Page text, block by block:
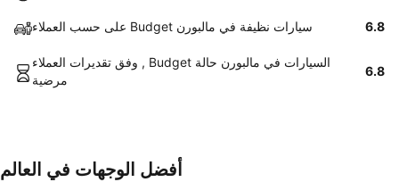
على حسب العملاء Budget سيارات نظيفة في مالبورن 6.8
وفق تقديرات العملاء , Budget السيارات في مالبورن حالة
مرضية
6.8
أفضل الوجهات في العالم